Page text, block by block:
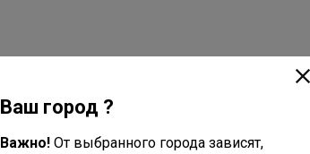
Ваш город ?
Важно! От выбранного города зависят,